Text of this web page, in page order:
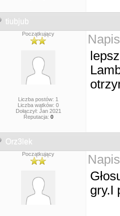
tiubjub
Początkujący
Liczba postów: 1
Liczba wątków: 0
Dołączył: Jan 2021
Reputacja: 0
Orz3lek
Początkujący
gry.I